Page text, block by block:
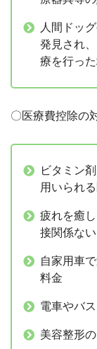
人間ドッ
発見され
療を行っ
〇医療費控除の
ビタミン
用いられ
疲れを癒
接関係な
自家用車
料金
電車やバ
美容整形